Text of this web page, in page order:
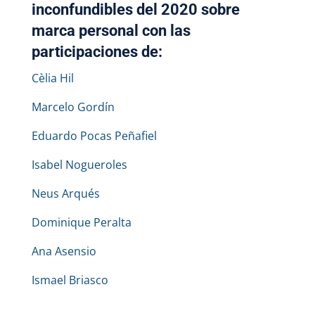
inconfundibles del 2020 sobre
marca personal con las
participaciones de:
Cèlia Hil
Marcelo Gordín
Eduardo Pocas Peñafiel
Isabel Nogueroles
Neus Arqués
Dominique Peralta
Ana Asensio
Ismael Briasco